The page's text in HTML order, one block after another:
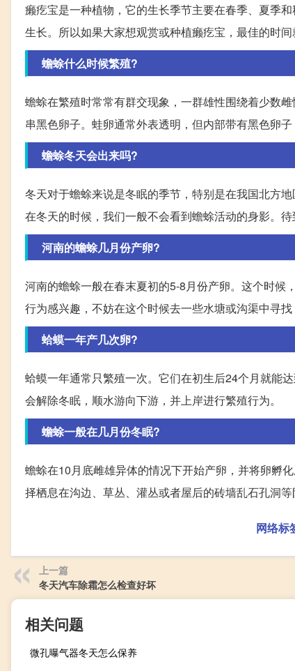
癞疙宝是一种植物，它的生长季节主要在春季、夏季
生长。所以如果大家想观赏或种植癞疙宝，最佳的时间
蟾蜍什么时候繁殖?
蟾蜍在繁殖时常常有群交现象，一群雄性围绕着少数
串黑色卵子。蛙卵通常外表透明，但内部带有黑色卵子
蟾蜍冬天会出来吗?
冬天对于蟾蜍来说是冬眠的季节，特别是在我国北方
在冬天的时候，我们一般不会看到蟾蜍活动的身影。
河南的蟾蜍几月份产卵?
河南的蟾蜍一般在春末夏初的5-8月份产卵。这个时候
行为感兴趣，不妨在这个时候去一些水塘或沟渠中寻找
蛤蟆一年产几次卵?
蛤蟆一年通常只繁殖一次。它们在初生后24个月就能
会解除冬眠，顺水游向下游，并上岸进行繁殖行为。
蟾蜍一般在几月份冬眠?
蟾蜍在10月底雌雄异体的情况下开始产卵，并将卵孵
择栖息在沟边、草丛、灌丛或者屋后的砖墙乱石孔洞等
网络标
上一篇
冬天汽车除霜怎么检查好坏
相关问题
微孔曝气器冬天怎么保养